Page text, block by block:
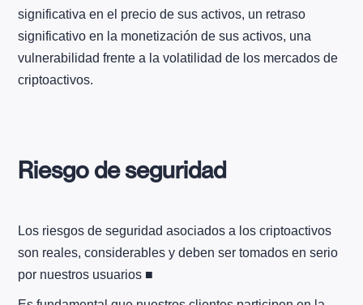
significativa en el precio de sus activos, un retraso
significativo en la monetización de sus activos, una
vulnerabilidad frente a la volatilidad de los mercados de
criptoactivos.
Riesgo de seguridad
Los riesgos de seguridad asociados a los criptoactivos
son reales, considerables y deben ser tomados en serio
por nuestros usuarios ■